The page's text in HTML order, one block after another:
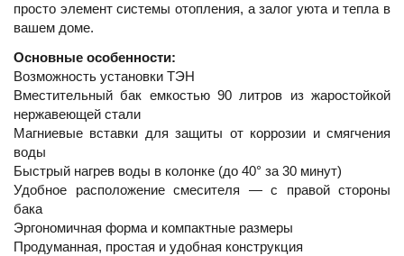
просто элемент системы отопления, а залог уюта и тепла в
вашем доме.
Основные особенности:
Возможность установки ТЭН
Вместительный бак емкостью 90 литров из жаростойкой
нержавеющей стали
Магниевые вставки для защиты от коррозии и смягчения
воды
Быстрый нагрев воды в колонке (до 40° за 30 минут)
Удобное расположение смесителя — с правой стороны
бака
Эргономичная форма и компактные размеры
Продуманная, простая и удобная конструкция